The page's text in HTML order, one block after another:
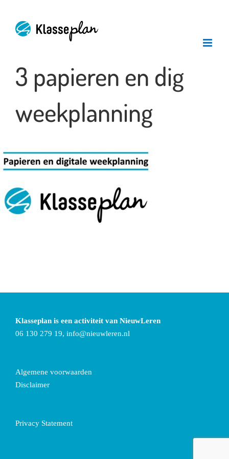
inhoud
3 papieren en dig
weekplanning
Klasseplan is een activiteit van NieuwLeren
06 130 279 19, info@nieuwleren.nl
Algemene voorwaarden
Disclaimer
Privacy Statement